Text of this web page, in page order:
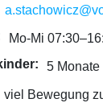
Mo-Mi
5 Monate
viel Bewegung